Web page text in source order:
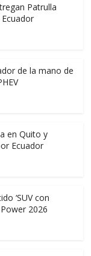
Patrulla
de la mano de
en Quito y
Ecuador
‘SUV con
2026